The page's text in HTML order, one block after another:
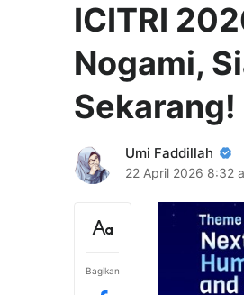
ICITRI
Nogami,
Sekarang!
Umi Faddillah
22 April 2026 8:32
Bagikan